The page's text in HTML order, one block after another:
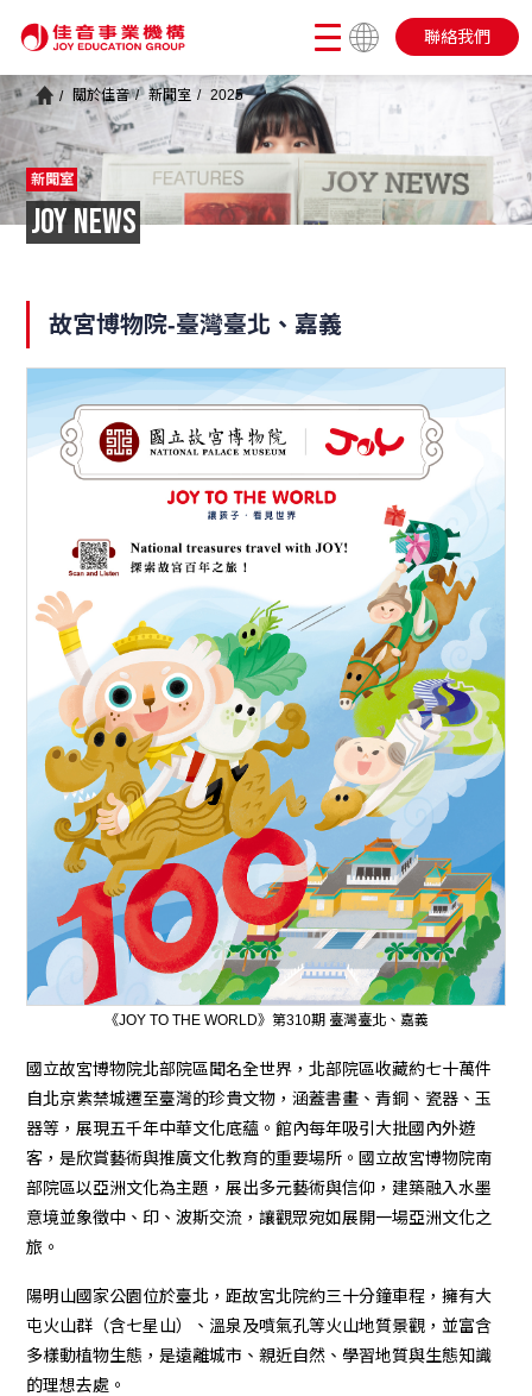
聯絡我們
關於佳音 新聞室 2025
新聞室
JOY NEWS
故宮博物院-臺灣臺北、嘉義
《JOY TO THE WORLD》第310期 臺灣臺北、嘉義
國立故宮博物院北部院區聞名全世界，北部院區收藏約七十萬件
自北京紫禁城遷至臺灣的珍貴文物，涵蓋書畫、青銅、瓷器、玉
器等，展現五千年中華文化底蘊。館內每年吸引大批國內外遊
客，是欣賞藝術與推廣文化教育的重要場所。國立故宮博物院南
部院區以亞洲文化為主題，展出多元藝術與信仰，建築融入水墨
意境並象徵中、印、波斯交流，讓觀眾宛如展開一場亞洲文化之
旅。
陽明山國家公園位於臺北，距故宮北院約三十分鐘車程，擁有大
屯火山群（含七星山）、溫泉及噴氣孔等火山地質景觀，並富含
多樣動植物生態，是遠離城市、親近自然、學習地質與生態知識
的理想去處。